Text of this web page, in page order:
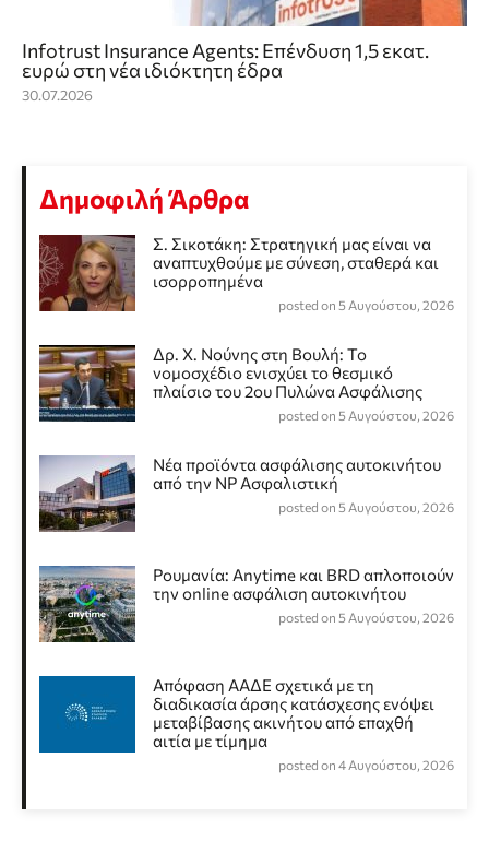
Infotrust Insurance Agents: Επένδυση 1,5 εκατ.
ευρώ στη νέα ιδιόκτητη έδρα
30.07.2026
Δημοφιλή Άρθρα
Σ. Σικοτάκη: Στρατηγική μας είναι να
αναπτυχθούμε με σύνεση, σταθερά και
ισορροπημένα
posted on 5 Αυγούστου, 2026
Δρ. Χ. Νούνης στη Βουλή: Το
νομοσχέδιο ενισχύει το θεσμικό
πλαίσιο του 2ου Πυλώνα Ασφάλισης
posted on 5 Αυγούστου, 2026
Νέα προϊόντα ασφάλισης αυτοκινήτου
από την NP Ασφαλιστική
posted on 5 Αυγούστου, 2026
Ρουμανία: Anytime και BRD απλοποιούν
την online ασφάλιση αυτοκινήτου
posted on 5 Αυγούστου, 2026
Απόφαση ΑΑΔΕ σχετικά με τη
διαδικασία άρσης κατάσχεσης ενόψει
μεταβίβασης ακινήτου από επαχθή
αιτία με τίμημα
posted on 4 Αυγούστου, 2026